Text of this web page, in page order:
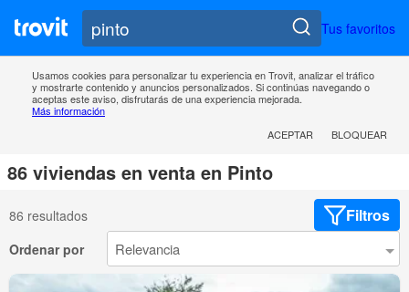
Tus favoritos
Usamos cookies para personalizar tu experiencia en Trovit, analizar el tráfico
y mostrarte contenido y anuncios personalizados. Si continúas navegando o
aceptas este aviso, disfrutarás de una experiencia mejorada.
Más información
ACEPTAR
BLOQUEAR
86 viviendas en venta en Pinto
86 resultados Filtros
Ordenar por